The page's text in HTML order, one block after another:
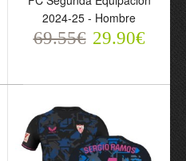
Corto) Sevilla FC Primera
Equipación 2024-25 -
Niño
2024-25 - Hombre
69.55€ 29.90€